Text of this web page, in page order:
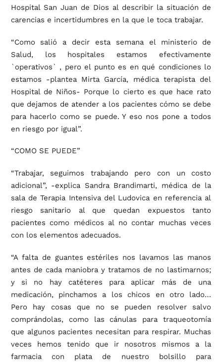
Hospital San Juan de Dios al describir la situación de
carencias e incertidumbres en la que le toca trabajar.
“Como salió a decir esta semana el ministerio de
Salud, los hospitales estamos efectivamente
`operativos` , pero el punto es en qué condiciones lo
estamos -plantea Mirta García, médica terapista del
Hospital de Niños- Porque lo cierto es que hace rato
que dejamos de atender a los pacientes cómo se debe
para hacerlo como se puede. Y eso nos pone a todos
en riesgo por igual”.
“COMO SE PUEDE”
“Trabajar, seguimos trabajando pero con un costo
adicional”, -explica Sandra Brandimarti, médica de la
sala de Terapia Intensiva del Ludovica en referencia al
riesgo sanitario al que quedan expuestos tanto
pacientes como médicos al no contar muchas veces
con los elementos adecuados.
“A falta de guantes estériles nos lavamos las manos
antes de cada maniobra y tratamos de no lastimarnos;
y si no hay catéteres para aplicar más de una
medicación, pinchamos a los chicos en otro lado…
Pero hay cosas que no se pueden resolver salvo
comprándolas, como las cánulas para traqueotomía
que algunos pacientes necesitan para respirar. Muchas
veces hemos tenido que ir nosotros mismos a la
farmacia con plata de nuestro bolsillo para